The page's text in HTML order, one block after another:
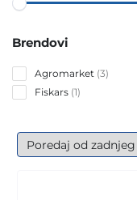
Brendovi
Agromarket 33
Fiskars 11